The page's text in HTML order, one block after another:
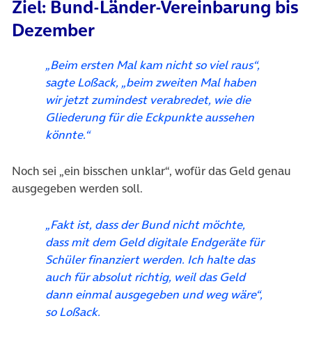
Ziel: Bund-Länder-Vereinbarung bis
Dezember
„Beim ersten Mal kam nicht so viel raus“,
sagte Loßack, „beim zweiten Mal haben
wir jetzt zumindest verabredet, wie die
Gliederung für die Eckpunkte aussehen
könnte.“
Noch sei „ein bisschen unklar“, wofür das Geld genau
ausgegeben werden soll.
„Fakt ist, dass der Bund nicht möchte,
dass mit dem Geld digitale Endgeräte für
Schüler finanziert werden. Ich halte das
auch für absolut richtig, weil das Geld
dann einmal ausgegeben und weg wäre“,
so Loßack.